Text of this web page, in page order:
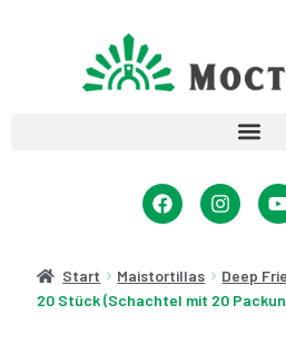
Start Maistortillas Deep
20 Stück (Schachtel mit 20